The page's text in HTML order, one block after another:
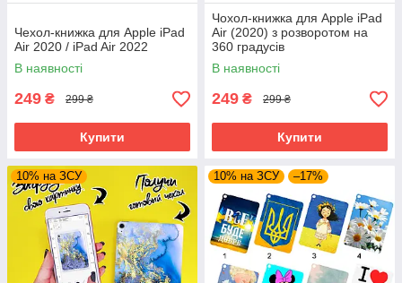
Чехол-книжка для Apple iPad
Air 2020 / iPad Air 2022
В наявності
249 ₴ 299 ₴
Купити
Чохол-книжка для Apple iPad
Air (2020) з розворотом на
360 градусів
В наявності
249 ₴ 299 ₴
Купити
10% на ЗСУ 10% на ЗСУ –17%